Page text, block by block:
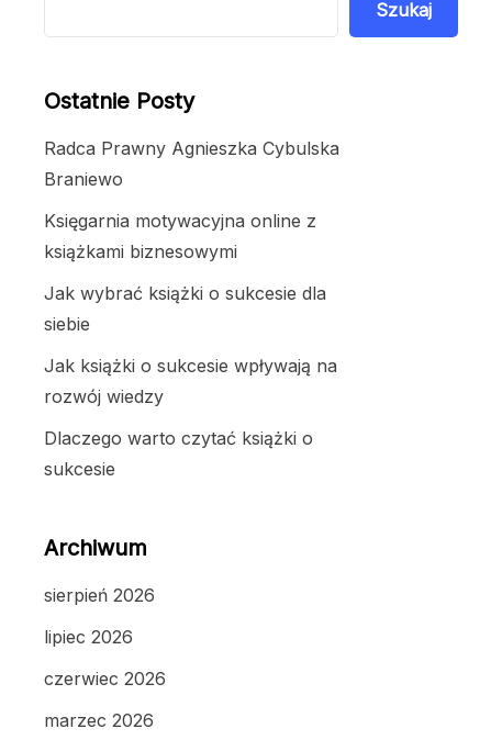
Szukaj
Ostatnie Posty
Radca Prawny Agnieszka Cybulska
Braniewo
Księgarnia motywacyjna online z
książkami biznesowymi
Jak wybrać książki o sukcesie dla
siebie
Jak książki o sukcesie wpływają na
rozwój wiedzy
Dlaczego warto czytać książki o
sukcesie
Archiwum
sierpień 2026
lipiec 2026
czerwiec 2026
marzec 2026